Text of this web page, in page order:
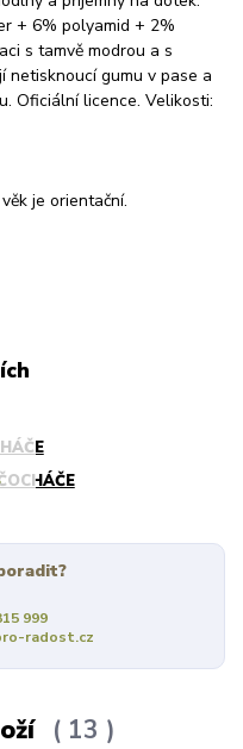
+ 6% polyamid + 2%
s tamvě modrou a s
netisknoucí gumu v pase a
Oficiální licence. Velikosti:
je orientační.
999
radost.cz
13